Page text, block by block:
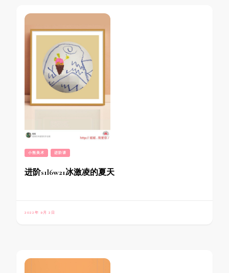
小熊美术 进阶课
进阶s1l6w21冰激凌的夏天
2022年 9月 2日